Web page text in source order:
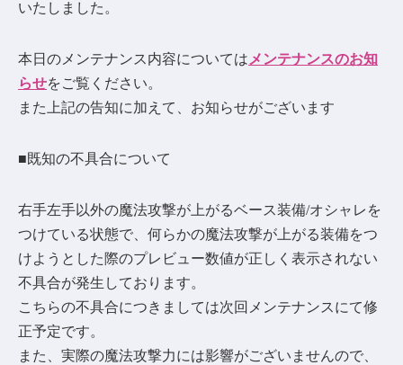
いたしました。
本日のメンテナンス内容についてはメンテナンスのお知
らせをご覧ください。
また上記の告知に加えて、お知らせがございます
■既知の不具合について
右手左手以外の魔法攻撃が上がるベース装備/オシャレを
つけている状態で、何らかの魔法攻撃が上がる装備をつ
けようとした際のプレビュー数値が正しく表示されない
不具合が発生しております。
こちらの不具合につきましては次回メンテナンスにて修
正予定です。
また、実際の魔法攻撃力には影響がございませんので、